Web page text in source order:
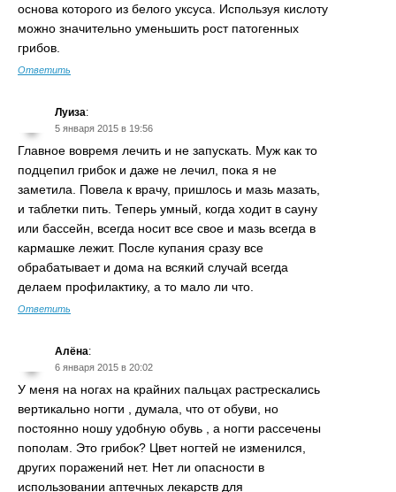
основа которого из белого уксуса. Используя кислоту
можно значительно уменьшить рост патогенных
грибов.
Ответить
Луиза:
5 января 2015 в 19:56
Главное вовремя лечить и не запускать. Муж как то
подцепил грибок и даже не лечил, пока я не
заметила. Повела к врачу, пришлось и мазь мазать,
и таблетки пить. Теперь умный, когда ходит в сауну
или бассейн, всегда носит все свое и мазь всегда в
кармашке лежит. После купания сразу все
обрабатывает и дома на всякий случай всегда
делаем профилактику, а то мало ли что.
Ответить
Алёна:
6 января 2015 в 20:02
У меня на ногах на крайних пальцах растрескались
вертикально ногти , думала, что от обуви, но
постоянно ношу удобную обувь , а ногти рассечены
пополам. Это грибок? Цвет ногтей не изменился,
других поражений нет. Нет ли опасности в
использовании аптечных лекарств для